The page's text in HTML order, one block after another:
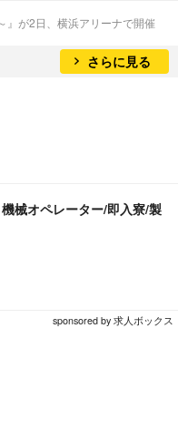
』が2日、横浜アリーナで開催
さらに見る
械オペレーター/即入寮/製
sponsored by 求人ボックス